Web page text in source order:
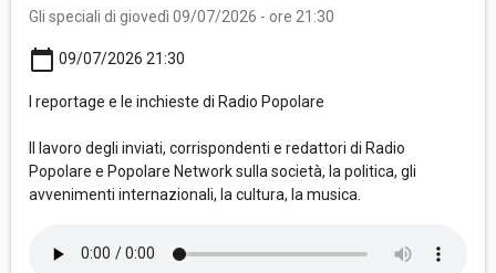
Gli speciali di giovedì 09/07/2026 - ore 21:30
calendar_today 09/07/2026 21:30
I reportage e le inchieste di Radio Popolare
Il lavoro degli inviati, corrispondenti e redattori di Radio
Popolare e Popolare Network sulla società, la politica, gli
avvenimenti internazionali, la cultura, la musica.